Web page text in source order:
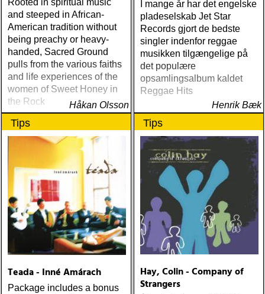
Rooted in spiritual music
and steeped in African-
American tradition without
being preachy or heavy-
handed, Sacred Ground
pulls from the various faiths
and life experiences of the
women of Sweet Honey in
the Rock
Håkan Olsson
I mange år har det engelske
pladeselskab Jet Star
Records gjort de bedste
singler indenfor reggae
musikken tilgængelige på
det populære
opsamlingsalbum kaldet
Reggae Hits
Henrik Bæk
Tips
Teada - Inné Amárach
Package includes a bonus
Tips
Hay, Colin - Company of
Strangers